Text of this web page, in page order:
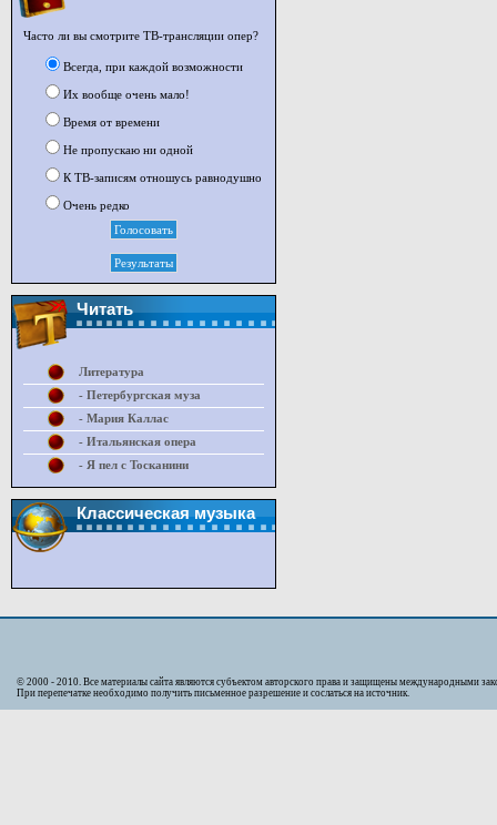
Часто ли вы смотрите ТВ-трансляции опер?
Всегда, при каждой возможности
Их вообще очень мало!
Время от времени
Не пропускаю ни одной
К ТВ-записям отношусь равнодушно
Очень редко
Читать
Литература
- Петербургская муза
- Мария Каллас
- Итальянская опера
- Я пел с Тосканини
Классическая музыка
© 2000 - 2010. Bсе материалы сайта являются субъектом авторского права и защищены международными
При перепечатке необходимо получить письменное разрешение и сослаться на источник.